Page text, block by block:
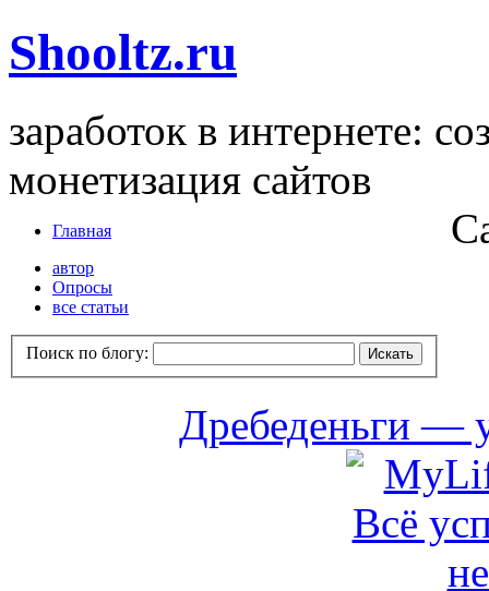
Shooltz.ru
заработок в интернете:
монетизация сайтов
Главная
автор
Опросы
все статьи
Поиск по блогу:
Дребеденьги —